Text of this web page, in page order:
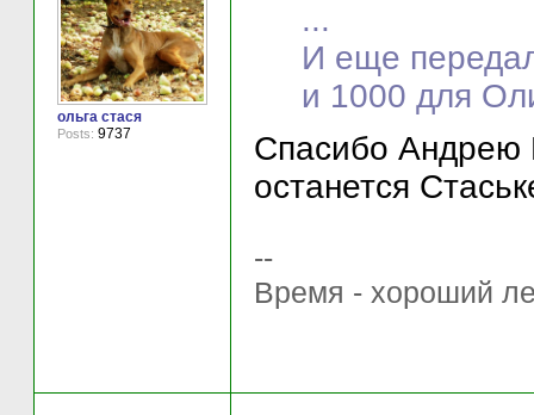
ольга стася
Posts: 9737
...
И еще
и 1000 для
Спасибо Андрею
останется
--
Время - хороший